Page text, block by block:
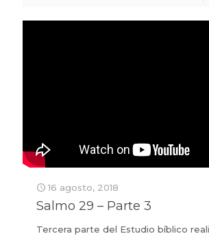
16 agosto, 2018
Salmo 29 – Parte 3
Tercera parte del Estudio bíblico